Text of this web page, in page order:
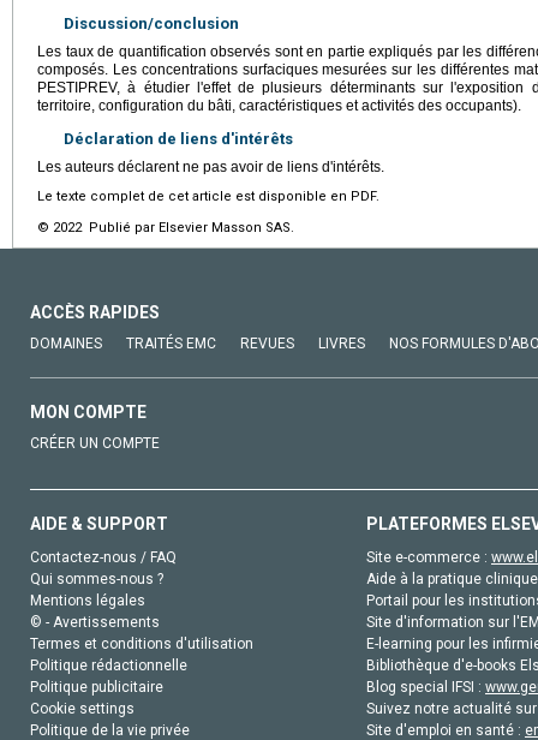
Discussion/conclusion
Les taux de quantification observés sont en partie expliqués par les
composés. Les concentrations surfaciques mesurées sur les différentes
PESTIPREV, à étudier l'effet de plusieurs déterminants sur
territoire, configuration du bâti, caractéristiques et activités des occupants).
Déclaration de liens d'intérêts
Les auteurs déclarent ne pas avoir de liens d'intérêts.
Le texte complet de cet article est disponible en PDF.
© 2022 Publié par Elsevier Masson SAS.
ACCÈS RAPIDES
DOMAINES TRAITÉS EMC REVUES LIVRES NOS FORMULES
MON COMPTE
CRÉER UN COMPTE
AIDE & SUPPORT
Contactez-nous / FAQ
Qui sommes-nous ?
Mentions légales
© - Avertissements
Termes et conditions d'utilisation
Politique rédactionnelle
Politique publicitaire
Cookie settings
Politique de la vie privée
PLATEFORMES
Site e-commerce :
Aide à la pratique
Portail pour les
Site d'information sur
E-learning pour les
Bibliothèque d'e-books
Blog special IFSI :
Suivez notre actualité
Site d'emploi en santé :